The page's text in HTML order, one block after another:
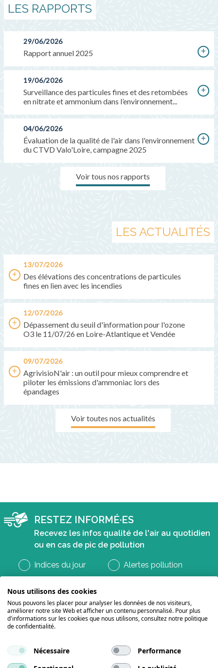
LES RAPPORTS
29/06/2026
Rapport annuel 2025
19/06/2026
Surveillance des particules fines et des retombées
en nitrate et ammonium dans l’environnement...
04/06/2026
Évaluation de la qualité de l'air dans l'environnement
du CTVD Valo'Loire, campagne 2025
Voir tous nos rapports
LES ACTUALITÉS
13/07/2026
Des élévations des concentrations de particules
fines en lien avec les incendies
12/07/2026
Dépassement du seuil d'information pour l'ozone
O3 le 11/07/26 en Loire-Atlantique et Vendée
09/07/2026
AgrivisioN'air : un outil pour mieux comprendre et
piloter les émissions d'ammoniac lors des
épandages
Voir toutes nos actualités
RESTEZ INFORMÉ·ES
Recevez les infos qualité de l'air au quotidien
ou en cas de pic de pollution
Indices du jour Alertes pollution
Suivez-nous sur les réseaux
Nous utilisons des cookies
Nous pouvons les placer pour analyser les données de nos visiteurs,
améliorer notre site Web et afficher un contenu personnalisé. Pour plus
d'informations sur les cookies que nous utilisons, consultez notre politique
de confidentialité.
Nécessaire
Performance